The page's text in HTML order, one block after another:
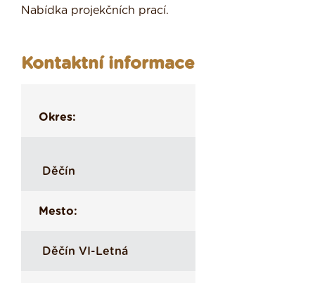
Nabídka projekčních prací.
Kontaktní informace
Okres:
Děčín
Mesto:
Děčín VI-Letná